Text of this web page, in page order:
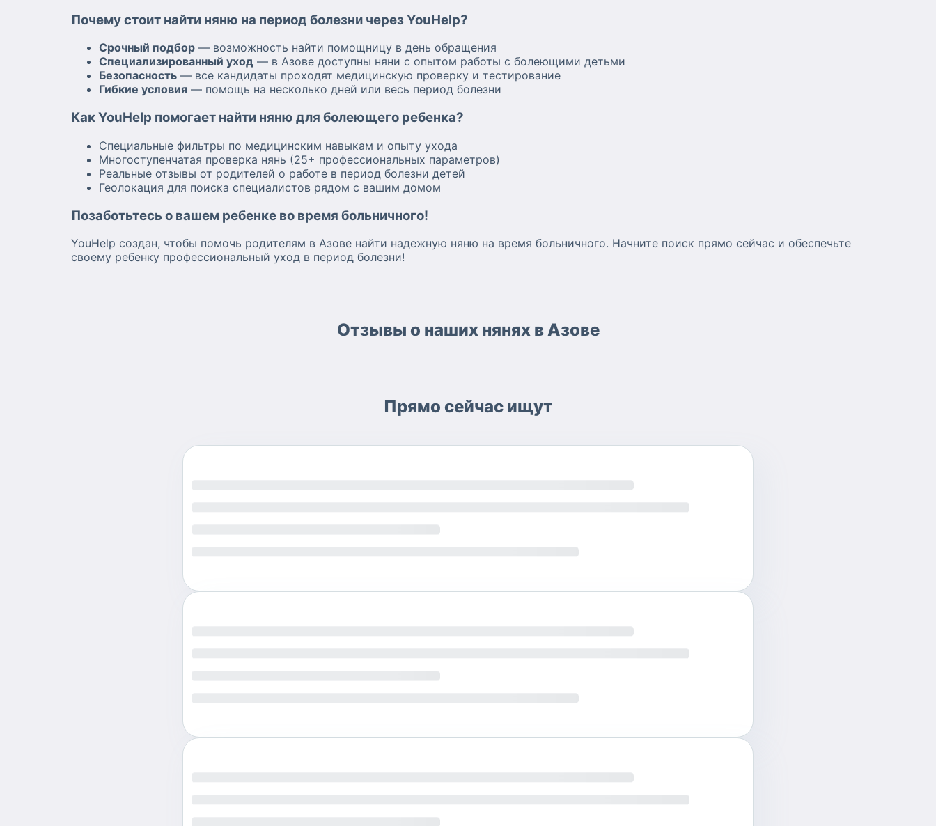
Почему стоит найти няню на период болезни через YouHelp?
Срочный подбор — возможность найти помощницу в день обращения
Специализированный уход — в Азове доступны няни с опытом работы с болеющими детьми
Безопасность — все кандидаты проходят медицинскую проверку и тестирование
Гибкие условия — помощь на несколько дней или весь период болезни
Как YouHelp помогает найти няню для болеющего ребенка?
Специальные фильтры по медицинским навыкам и опыту ухода
Многоступенчатая проверка нянь (25+ профессиональных параметров)
Реальные отзывы от родителей о работе в период болезни детей
Геолокация для поиска специалистов рядом с вашим домом
Позаботьтесь о вашем ребенке во время больничного!
YouHelp создан, чтобы помочь родителям в Азове найти надежную няню на время больничного. Начните поиск прямо сейчас и обеспечьте
своему ребенку профессиональный уход в период болезни!
Отзывы о наших нянях в Азове
Прямо сейчас ищут